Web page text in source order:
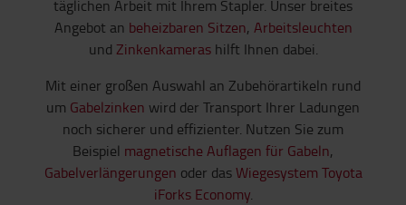
täglichen Arbeit mit Ihrem Stapler. Unser breites
Angebot an beheizbaren Sitzen, Arbeitsleuchten
und Zinkenkamerashilft Ihnen dabei.
Mit einer großen Auswahl an Zubehörartikeln rund
um Gabelzinken wird der Transport Ihrer Ladungen
noch sicherer und effizienter. Nutzen Sie zum
Beispiel magnetische Auflagen für Gabeln,
Gabelverlängerungen oder dasWiegesystem Toyota
iForks Economy.